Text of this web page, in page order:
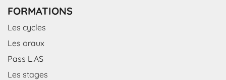
FORMATIONS
Les cycles
Les oraux
Pass L.AS
Les stages